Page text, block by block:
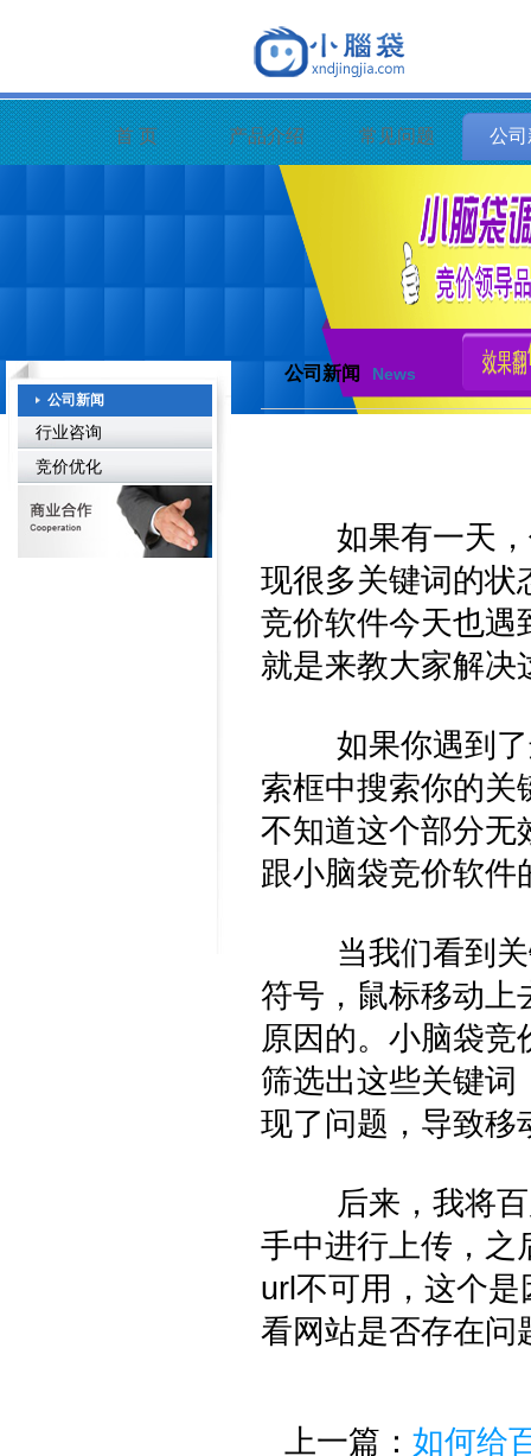
首 页 产品介绍 常见问题 公
公司新闻
行业咨询
竞价优化
公司新闻 News
如果有一天，你
现很多关键词的状
竞价软件今天也遇
就是来教大家解决
如果你遇到了这
索框中搜索你的关
不知道这个部分无
跟小脑袋竞价软件
当我们看到关键
符号，鼠标移动上
原因的。小脑袋
筛选出这些关键词
现了问题，导致移
后来，我将百度
手中进行上传，之
url不可用，这个
看网站是否存在问
上一篇： 如何给